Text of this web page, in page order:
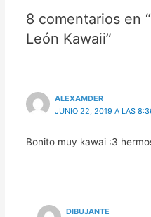
8 comentarios en
León Kawaii”
ALEXAMDER
JUNIO 22, 2019 A LAS
Bonito muy kawai :3
DIBUJANTE